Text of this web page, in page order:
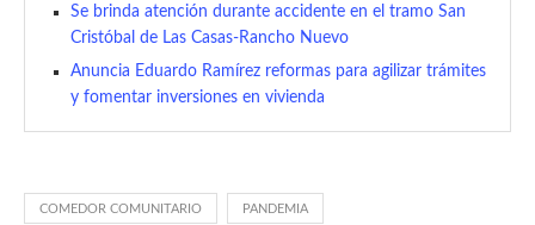
Se brinda atención durante accidente en el tramo San
Cristóbal de Las Casas-Rancho Nuevo
Anuncia Eduardo Ramírez reformas para agilizar trámites
y fomentar inversiones en vivienda
COMEDOR COMUNITARIO PANDEMIA